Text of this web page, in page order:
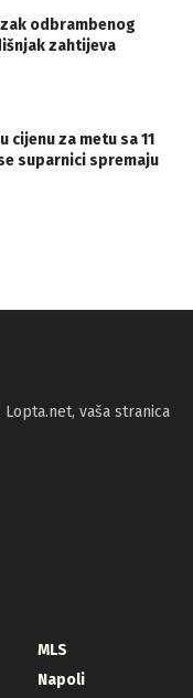
odbrambenog
zahtijeva
cijenu za metu sa 11
suparnici spremaju
vaša stranica
MLS
Napoli